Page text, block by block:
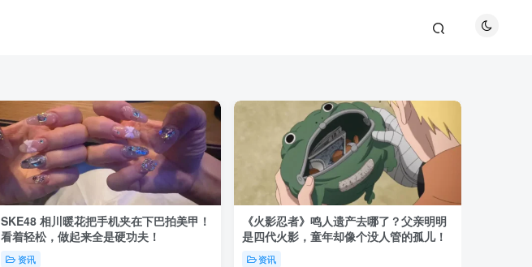
SKE48 相川暖花把手机夹在下巴拍美甲！
看着轻松，做起来全是硬功夫！
资讯
《火影忍者》鸣人遗产去哪了？父亲明明
是四代火影，童年却像个没人管的孤儿！
资讯